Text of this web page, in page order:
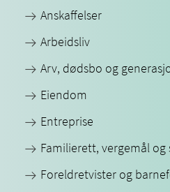
Anskaffelser
Arbeidsliv
Arv, dødsbo og
Eiendom
Entreprise
Familierett, vergemål
Foreldretvister og